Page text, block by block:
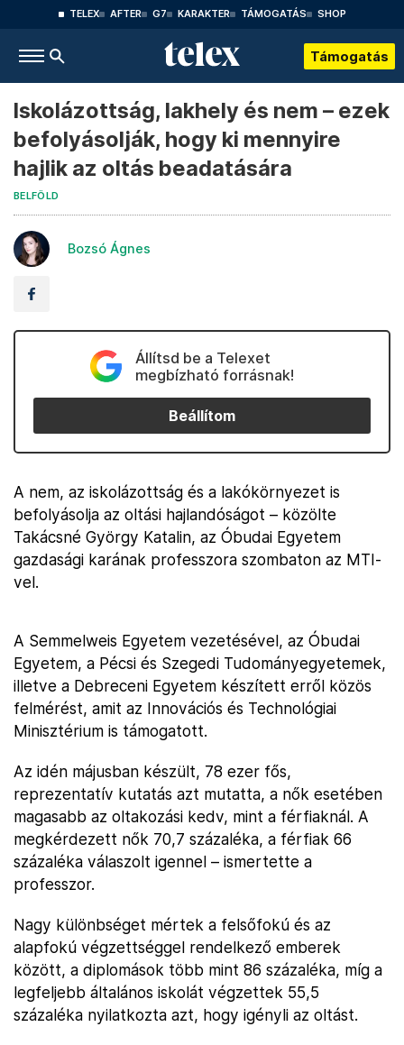
TELEX AFTER G7 KARAKTER TÁMOGATÁS SHOP
Támogatás
Iskolázottság, lakhely és nem – ezek
befolyásolják, hogy ki mennyire
hajlik az oltás beadatására
BELFÖLD
Bozsó Ágnes
Állítsd be a Telexet
megbízható forrásnak!
Beállítom
A nem, az iskolázottság és a lakókörnyezet is
befolyásolja az oltási hajlandóságot – közölte
Takácsné György Katalin, az Óbudai Egyetem
gazdasági karának professzora szombaton az MTI-
vel.
A Semmelweis Egyetem vezetésével, az Óbudai
Egyetem, a Pécsi és Szegedi Tudományegyetemek,
illetve a Debreceni Egyetem készített erről közös
felmérést, amit az Innovációs és Technológiai
Minisztérium is támogatott.
Az idén májusban készült, 78 ezer fős,
reprezentatív kutatás azt mutatta, a nők esetében
magasabb az oltakozási kedv, mint a férfiaknál. A
megkérdezett nők 70,7 százaléka, a férfiak 66
százaléka válaszolt igennel – ismertette a
professzor.
Nagy különbséget mértek a felsőfokú és az
alapfokú végzettséggel rendelkező emberek
között, a diplomások több mint 86 százaléka, míg a
legfeljebb általános iskolát végzettek 55,5
százaléka nyilatkozta azt, hogy igényli az oltást.